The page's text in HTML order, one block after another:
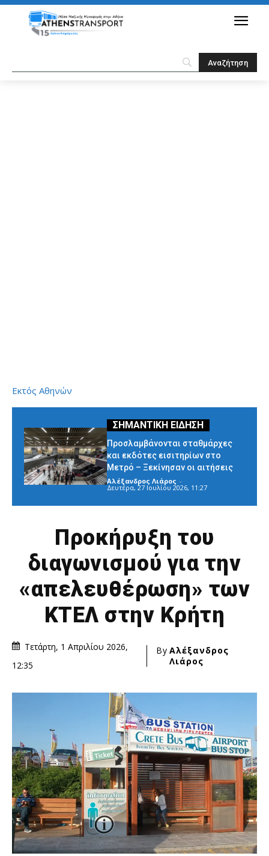
Εκτός Αθηνών
Προσλαμβάνονται σταθμάρχες
και εκδότες εισιτηρίων στο
Μετρό – Ξεκίνησαν οι αιτήσεις
Αλέξανδρος Λιάρος -
Δευτέρα, 27 Ιουλίου 2026, 11:27
Προκήρυξη του
διαγωνισμού για την
«απελευθέρωση» των
ΚΤΕΛ στην Κρήτη
Τετάρτη, 1 Απριλίου 2026,
12:35
By Αλέξανδρος
Λιάρος